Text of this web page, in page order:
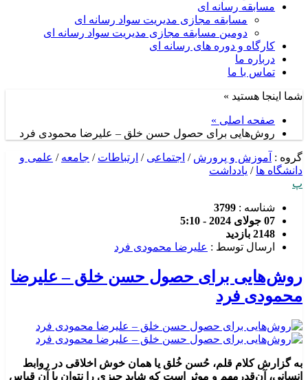
مسابقه رسانه ای
مسابقه مجازی مدیریت سواد رسانه ای
دومین مسابقه مجازی مدیریت سواد رسانه ای
کارگاه و دوره های رسانه ای
درباره ما
تماس با ما
شما اینجا هستید »
صفحه اصلی »
روش‌هایی برای حصول حسن خلق – علیرضا محمودی فرد
گروه : آموزش و پرورش / اجتماعی / ارتباطات / جامعه / علمی و
دانشگاه ها / یادداشت
پ
شناسه : 3799
07 جولای 2024 - 5:10
2148 بازدید
ارسال توسط : علیرضا محمودی فرد
روش‌هایی برای حصول حسن خلق – علیرضا
محمودی فرد
به گزارش کلام قلم، حُسن خُلق یا همان خوش اخلاقی در روابط
انسانی، آن‌قدرمهم و موثر است که شاید چیزی را نتوان با آن قیاس